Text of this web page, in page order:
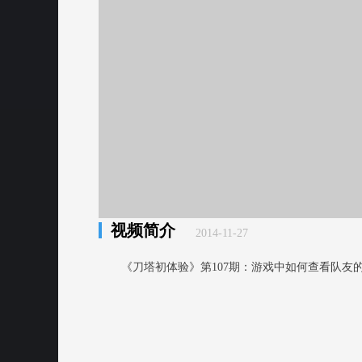
视频简介 2014-11-27
《刀塔初体验》第107期：游戏中如何查看队友